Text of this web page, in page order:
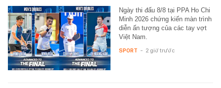
Ngày thi đấu 8/8 tại PPA Ho Chi
Minh 2026 chứng kiến màn trình
diễn ấn tượng của các tay vợt
Việt Nam.
SPORT - 2 giờ trước